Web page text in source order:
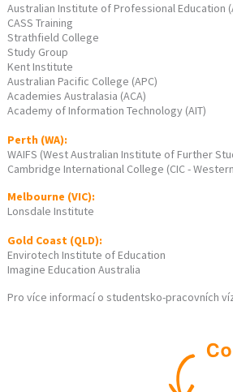
Australian Institute of Professional Education
CASS Training
Strathfield College
Study Group
Kent Institute
Australian Pacific College (APC)
Academies Australasia (ACA)
Academy of Information Technology (AIT)
Perth (WA):
WAIFS (West Australian Institute of Further
Cambridge International College (CIC -
Melbourne (VIC):
Lonsdale Institute
Gold Coast (QLD):
Envirotech Institute of Education
Imagine Education Australia
Pro více informací o studentsko-pracovních
Co